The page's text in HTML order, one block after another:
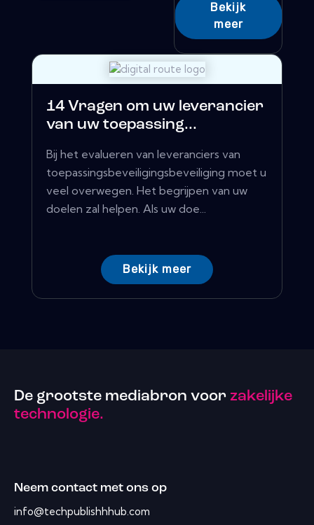
Bekijk
meer
14 Vragen om uw leverancier
van uw toepassing...
Bij het evalueren van leveranciers van
toepassingsbeveiligingsbeveiliging moet u
veel overwegen. Het begrijpen van uw
doelen zal helpen. Als uw doe...
Bekijk meer
De grootste mediabron voor zakelijke
technologie.
Neem contact met ons op
info@techpublishhhub.com